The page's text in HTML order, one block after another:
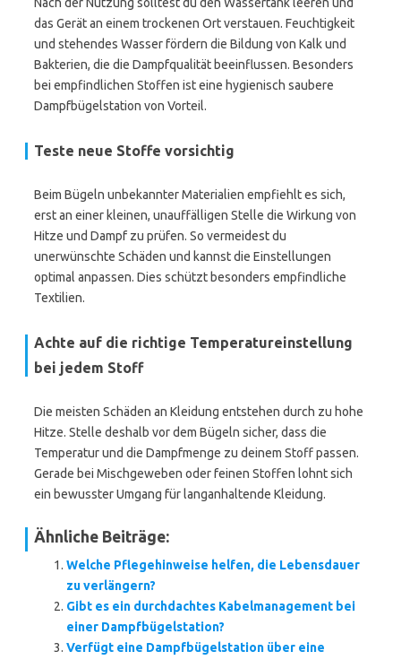
das Gerät an einem trockenen Ort verstauen. Feuchtigkeit
und stehendes Wasser fördern die Bildung von Kalk und
Bakterien, die die Dampfqualität beeinflussen. Besonders
bei empfindlichen Stoffen ist eine hygienisch saubere
Dampfbügelstation von Vorteil.
Teste neue Stoffe vorsichtig
Beim Bügeln unbekannter Materialien empfiehlt es sich,
erst an einer kleinen, unauffälligen Stelle die Wirkung von
Hitze und Dampf zu prüfen. So vermeidest du
unerwünschte Schäden und kannst die Einstellungen
optimal anpassen. Dies schützt besonders empfindliche
Textilien.
Achte auf die richtige Temperatureinstellung
bei jedem Stoff
Die meisten Schäden an Kleidung entstehen durch zu hohe
Hitze. Stelle deshalb vor dem Bügeln sicher, dass die
Temperatur und die Dampfmenge zu deinem Stoff passen.
Gerade bei Mischgeweben oder feinen Stoffen lohnt sich
ein bewusster Umgang für langanhaltende Kleidung.
Ähnliche Beiträge:
Welche Pflegehinweise helfen, die Lebensdauer
zu verlängern?
Gibt es ein durchdachtes Kabelmanagement bei
einer Dampfbügelstation?
Verfügt eine Dampfbügelstation über eine